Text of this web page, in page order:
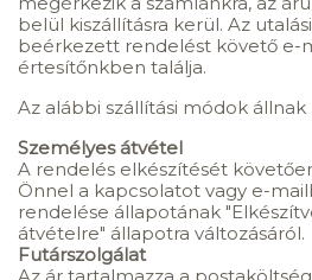
belül kiszállításra kerül. Az
beérkezett rendelést követő e-
értesítőnkben találja.
Az alábbi szállítási módok
Személyes átvétel
A rendelés elkészítését
Önnel a kapcsolatot vagy e-
rendelése állapotának
átvételre" állapotra változásáról.
Futárszolgálat